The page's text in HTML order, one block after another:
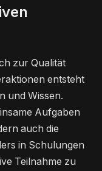
zur Qualität
entsteht
und Wissen.
Aufgaben
auch die
in Schulungen
Teilnahme zu